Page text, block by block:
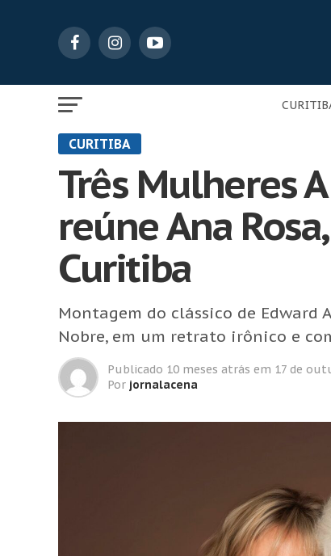
CURITIBA
Três Mulheres
reúne Ana
Curitiba
Montagem do clássico de
Nobre, em um retrato irônico e
Publicado 10 meses atrás em 17 de
Por jornalacena